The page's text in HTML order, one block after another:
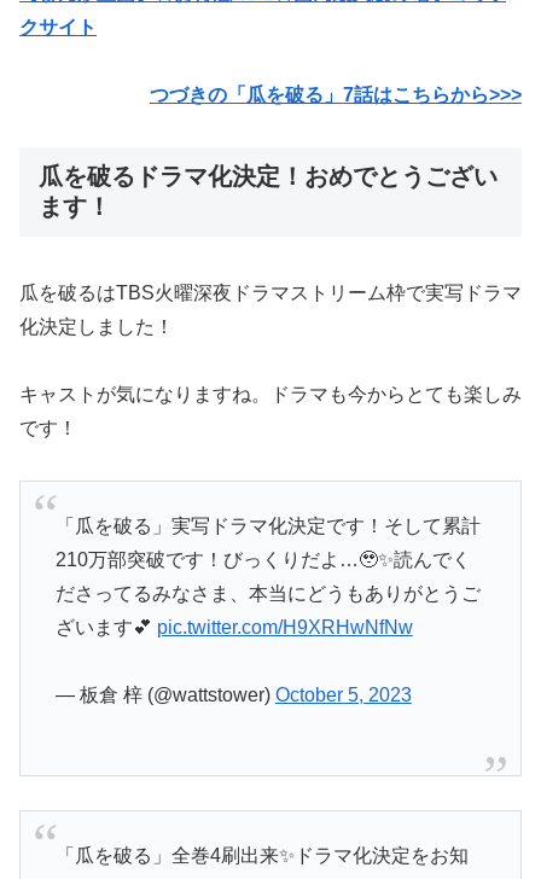
クサイト
つづきの「瓜を破る」7話はこちらから>>>
瓜を破るドラマ化決定！おめでとうござい
ます！
瓜を破るはTBS火曜深夜ドラマストリーム枠で実写ドラマ
化決定しました！
キャストが気になりますね。ドラマも今からとても楽しみ
です！
「瓜を破る」実写ドラマ化決定です！そして累計
210万部突破です！びっくりだよ…🥹✨読んでく
ださってるみなさま、本当にどうもありがとうご
ざいます💕 pic.twitter.com/H9XRHwNfNw
— 板倉 梓 (@wattstower) October 5, 2023
「瓜を破る」全巻4刷出来✨ドラマ化決定をお知